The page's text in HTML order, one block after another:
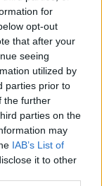
for
opt-out
that after your
seeing
utilized by
parties prior to
the further
parties on the
may
IAB’s List of
it to other